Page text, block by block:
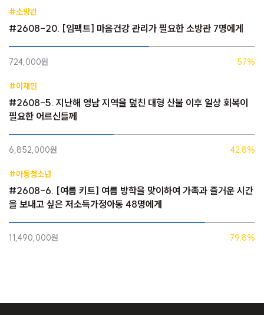
#소방관
#2608-20. [임팩트] 마음건강 관리가 필요한 소방관 7명에게
724,000원 57%
#이재민
#2608-5. 지난해 영남 지역을 덮친 대형 산불 이후 일상 회복이
필요한 어르신들께
6,852,000원 42.8%
#아동청소년
#2608-6. [여름 키트] 여름 방학을 맞이하여 가족과 즐거운 시간
을 보내고 싶은 저소득가정아동 48명에게
11,490,000원 79.8%